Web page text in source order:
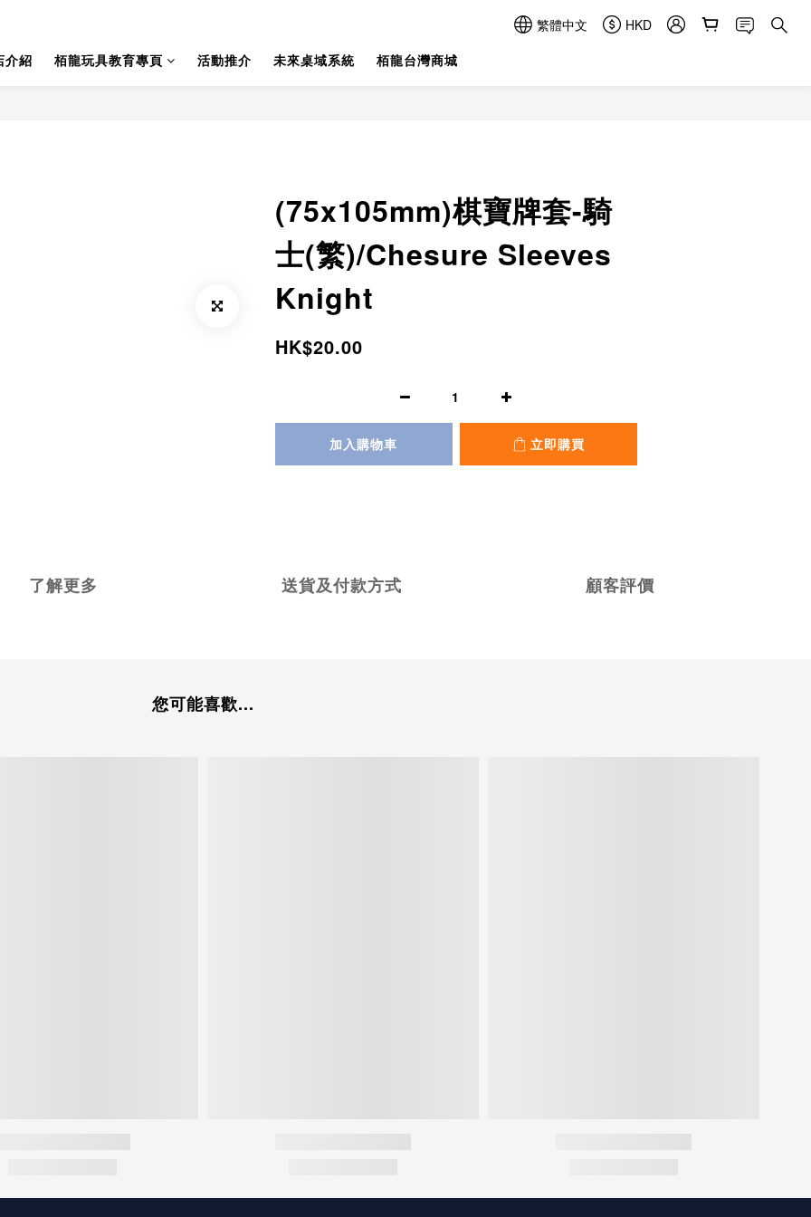
繁體中文
HKD
介紹
栢龍玩具教育專頁 活動推介 未來桌域系統 栢龍台灣商城
(75x105mm)棋寶牌套-騎
士(繁)/Chesure Sleeves
Knight
HK$20.00
加入購物車 立即購買
了解更多 送貨及付款方式 顧客評價
您可能喜歡...